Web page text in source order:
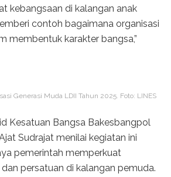
kebangsaan di kalangan anak
contoh bagaimana organisasi
membentuk karakter bangsa,”
Generasi Muda LDII Tahun 2025. Foto: LINES
Kesatuan Bangsa Bakesbangpol
Sudrajat menilai kegiatan ini
pemerintah memperkuat
persatuan di kalangan pemuda.